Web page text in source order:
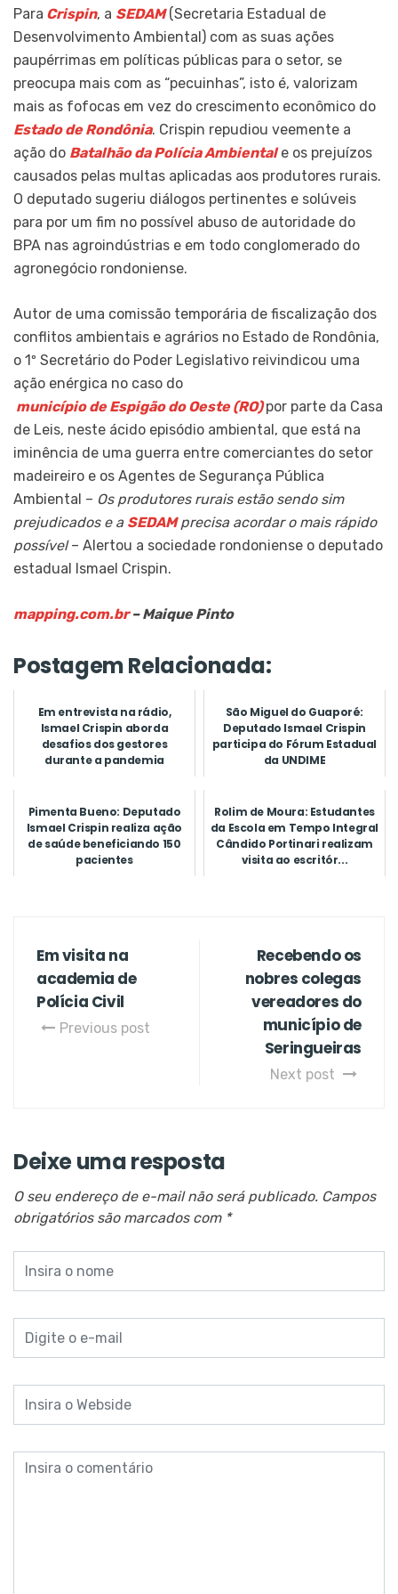
Para Crispin, a SEDAM(Secretaria Estadual de
Desenvolvimento Ambiental) com as suas ações
paupérrimas em políticas públicas para o setor, se
preocupa mais com as “pecuinhas”, isto é, valorizam
mais as fofocas em vez do crescimento econômico do
Estado de Rondônia. Crispin repudiou veemente a
ação do Batalhão da Polícia Ambientale os prejuízos
causados pelas multas aplicadas aos produtores rurais.
O deputado sugeriu diálogos pertinentes e solúveis
para por um fim no possível abuso de autoridade do
BPA nas agroindústrias e em todo conglomerado do
agronegócio rondoniense.
Autor de uma comissão temporária de fiscalização dos
conflitos ambientais e agrários no Estado de Rondônia,
o 1º Secretário do Poder Legislativo reivindicou uma
ação enérgica no caso do
município de Espigão do Oeste (RO) por parte da Casa
de Leis, neste ácido episódio ambiental, que está na
iminência de uma guerra entre comerciantes do setor
madeireiro e os Agentes de Segurança Pública
Ambiental – Os produtores rurais estão sendo sim
prejudicados e a SEDAMprecisa acordar o mais rápido
possível– Alertou a sociedade rondoniense o deputado
estadual Ismael Crispin.
mapping.com.br– Maique Pinto
Postagem Relacionada:
Em entrevista na rádio,
Ismael Crispin aborda
desafios dos gestores
durante a pandemia
São Miguel do Guaporé:
Deputado Ismael Crispin
participa do Fórum Estadual
da UNDIME
Pimenta Bueno: Deputado
Ismael Crispin realiza ação
de saúde beneficiando 150
pacientes
Rolim de Moura: Estudantes
da Escola em Tempo Integral
Cândido Portinari realizam
visita ao escritór...
Em visita na
academia de
Polícia Civil
Previous post
Recebendo os
nobres colegas
vereadores do
município de
Seringueiras
Next post
Deixe uma resposta
O seu endereço de e-mail não será publicado. Campos
obrigatórios são marcados com *